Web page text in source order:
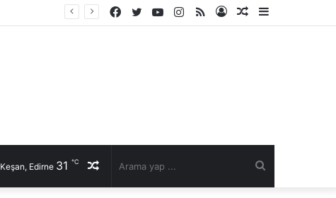
Kenar
Rastgele
Kayıt
RSS
Instagram
YouTube
Twitter
Facebook
Rastgele
Keşan, Edirne 31 ℃